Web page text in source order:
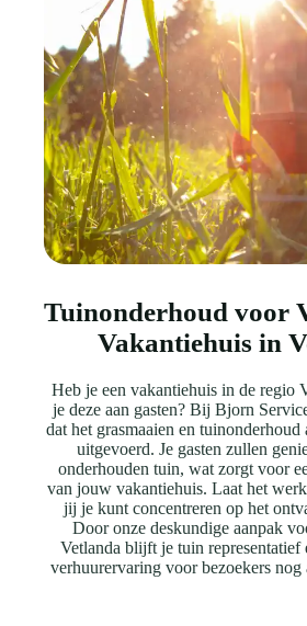
Tuinonderhoud voor
Vakantiehuis in
Heb je een vakantiehuis in de regio
je deze aan gasten? Bij Bjorn
dat het grasmaaien en
uitgevoerd. Je gasten zullen
onderhouden tuin, wat zorgt voor
van jouw vakantiehuis. Laat het
jij je kunt concentreren op het
Door onze deskundige aanpak
Vetlanda blijft je tuin representatief
verhuurervaring voor bezoekers nog